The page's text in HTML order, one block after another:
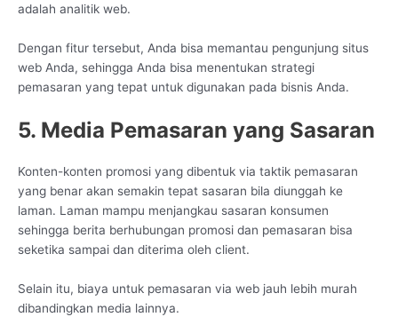
adalah analitik web.
Dengan fitur tersebut, Anda bisa memantau pengunjung situs
web Anda, sehingga Anda bisa menentukan strategi
pemasaran yang tepat untuk digunakan pada bisnis Anda.
5. Media Pemasaran yang Sasaran
Konten-konten promosi yang dibentuk via taktik pemasaran
yang benar akan semakin tepat sasaran bila diunggah ke
laman. Laman mampu menjangkau sasaran konsumen
sehingga berita berhubungan promosi dan pemasaran bisa
seketika sampai dan diterima oleh client.
Selain itu, biaya untuk pemasaran via web jauh lebih murah
dibandingkan media lainnya.